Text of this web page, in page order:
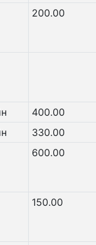
200.00
400.00
330.00
600.00
150.00